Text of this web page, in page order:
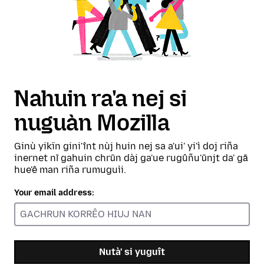
Nahuin ra'a nej si
nuguàn Mozilla
Ginù yikïn gini'înt nùj huin nej sa a'ui' yi'ì doj riña
inernet nī gahuin chrūn dàj ga'ue rugûñu'ūnjt da' gā
hue'ê man riña rumuguìi.
Your email address:
Nutà' si yuguît